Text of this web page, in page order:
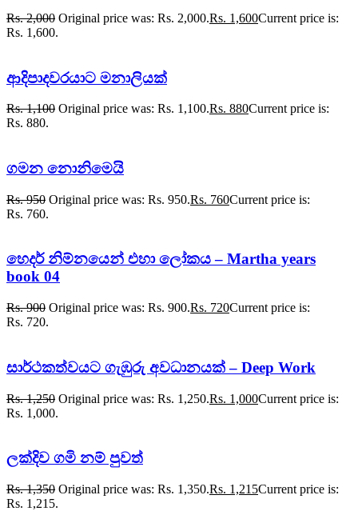
Rs.2,000 Original price was: Rs. 2,000.Rs. 1,600Current price is:
Rs. 1,600.
ආදිපාදවරයාට මනාලියක්
Rs.1,100 Original price was: Rs. 1,100.Rs. 880Current price is:
Rs. 880.
ගමන නොනිමෙයි
Rs.950 Original price was: Rs. 950.Rs. 760Current price is:
Rs. 760.
හෙදර් නිම්නයෙන් එහා ලෝකය – Martha years
book 04
Rs.900 Original price was: Rs. 900.Rs. 720Current price is:
Rs. 720.
සාර්ථකත්වයට ගැඹුරු අවධානයක් – Deep Work
Rs.1,250 Original price was: Rs. 1,250.Rs. 1,000Current price is:
Rs. 1,000.
ලක්දිව ගමි නම් පුවත්
Rs.1,350 Original price was: Rs. 1,350.Rs. 1,215Current price is:
Rs. 1,215.